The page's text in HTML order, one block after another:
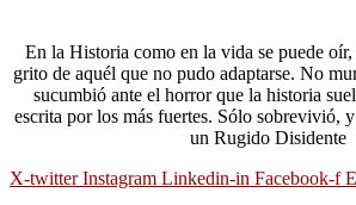
En la Historia como en la vida se puede
grito de aquél que no pudo adaptarse. No
sucumbió ante el horror que la historia
escrita por los más fuertes. Sólo sobrevivió,
un Rugido Disidente
X-twitter Instagram Linkedin-in Facebook-f